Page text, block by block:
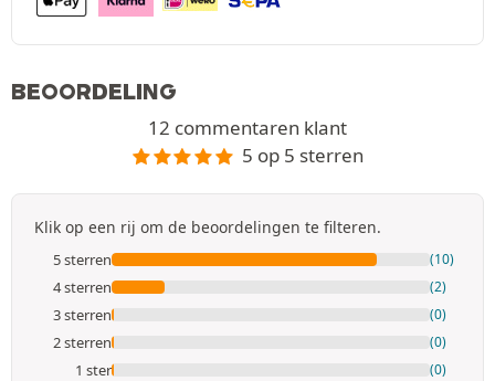
BEOORDELING
12 commentaren klant
5 op 5 sterren
Klik op een rij om de beoordelingen te filteren.
5 sterren (10)
4 sterren (2)
3 sterren (0)
2 sterren (0)
1 ster (0)